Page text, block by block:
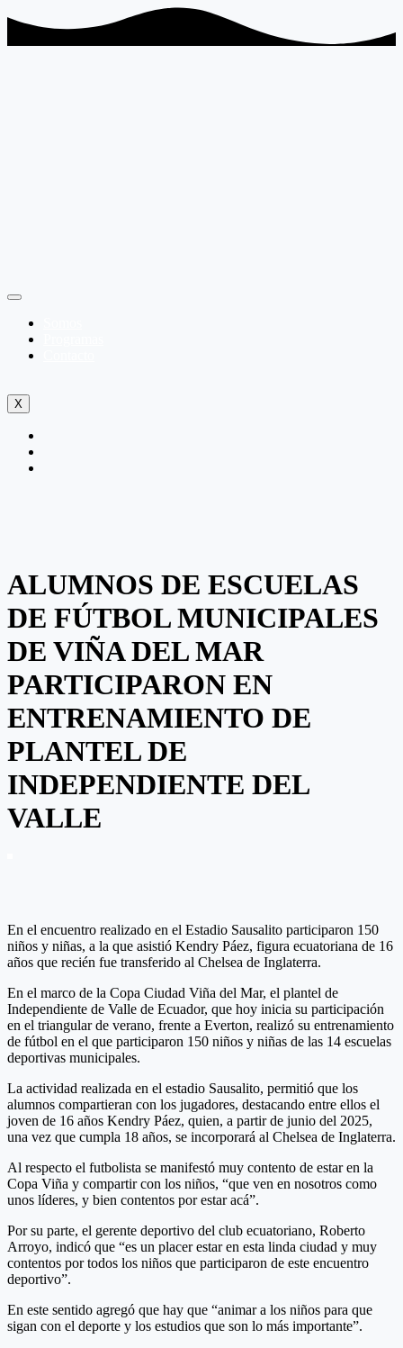
X
ALUMNOS DE ESCUELAS
DE FÚTBOL MUNICIPALES
DE VIÑA DEL MAR
PARTICIPARON EN
ENTRENAMIENTO DE
PLANTEL DE
INDEPENDIENTE DEL
VALLE
En el encuentro realizado en el Estadio Sausalito participaron 150
niños y niñas, a la que asistió Kendry Páez, figura ecuatoriana de 16
años que recién fue transferido al Chelsea de Inglaterra.
En el marco de la Copa Ciudad Viña del Mar, el plantel de
Independiente de Valle de Ecuador, que hoy inicia su participación
en el triangular de verano, frente a Everton, realizó su entrenamiento
de fútbol en el que participaron 150 niños y niñas de las 14 escuelas
deportivas municipales.
La actividad realizada en el estadio Sausalito, permitió que los
alumnos compartieran con los jugadores, destacando entre ellos el
joven de 16 años Kendry Páez, quien, a partir de junio del 2025,
una vez que cumpla 18 años, se incorporará al Chelsea de Inglaterra.
Al respecto el futbolista se manifestó muy contento de estar en la
Copa Viña y compartir con los niños, “que ven en nosotros como
unos líderes, y bien contentos por estar acá”.
Por su parte, el gerente deportivo del club ecuatoriano, Roberto
Arroyo, indicó que “es un placer estar en esta linda ciudad y muy
contentos por todos los niños que participaron de este encuentro
deportivo”.
En este sentido agregó que hay que “animar a los niños para que
sigan con el deporte y los estudios que son lo más importante”.